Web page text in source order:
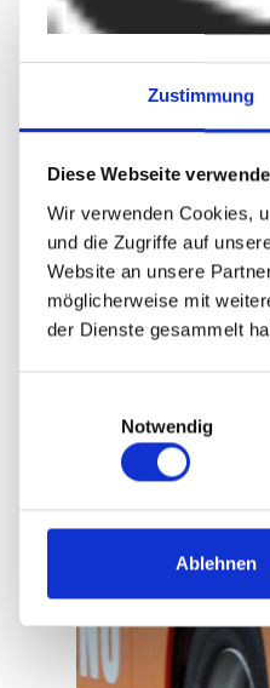
Zustimmung
Diese Webseite
Wir verwenden Cookies,
und die Zugriffe auf
Website an unsere
möglicherweise mit
der Dienste gesammelt
Notwendig
Ablehnen